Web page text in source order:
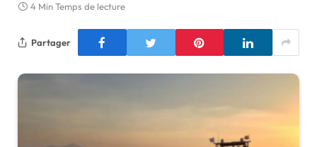
4 Min Temps de lecture
Partager